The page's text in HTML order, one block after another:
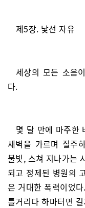
제5장. 낯선 자유
세상의 모든 소음
다.
몇 달 만에 마주한
새벽을 가르며 질주
불빛, 스쳐 지나가는
되고 정제된 병원의
은 거대한 폭력이었
틀거리다 하마터면